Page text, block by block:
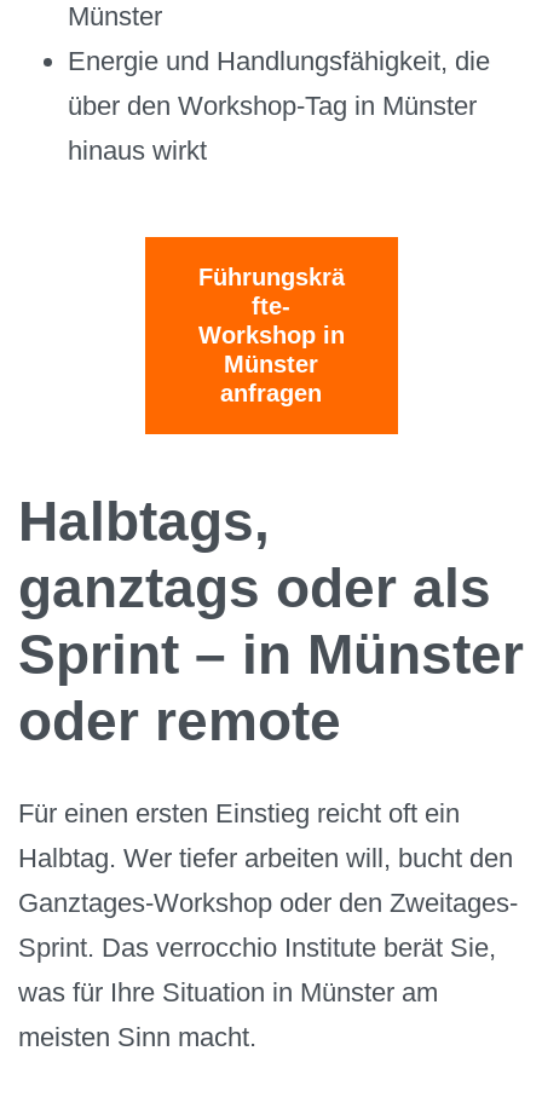
Münster
Energie und Handlungsfähigkeit, die
über den Workshop-Tag in Münster
hinaus wirkt
Führungskrä
fte-
Workshop in
Münster
anfragen
Halbtags,
ganztags oder als
Sprint – in Münster
oder remote
Für einen ersten Einstieg reicht oft ein
Halbtag. Wer tiefer arbeiten will, bucht den
Ganztages-Workshop oder den Zweitages-
Sprint. Das verrocchio Institute berät Sie,
was für Ihre Situation in Münster am
meisten Sinn macht.